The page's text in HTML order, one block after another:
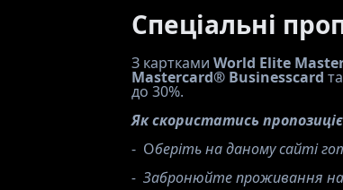
Спеціальні
З картками World Elite
Mastercard® Businesscard та
до 30%.
Як скористатись
-  Оберіть на даному сайті
-  Забронюйте проживання